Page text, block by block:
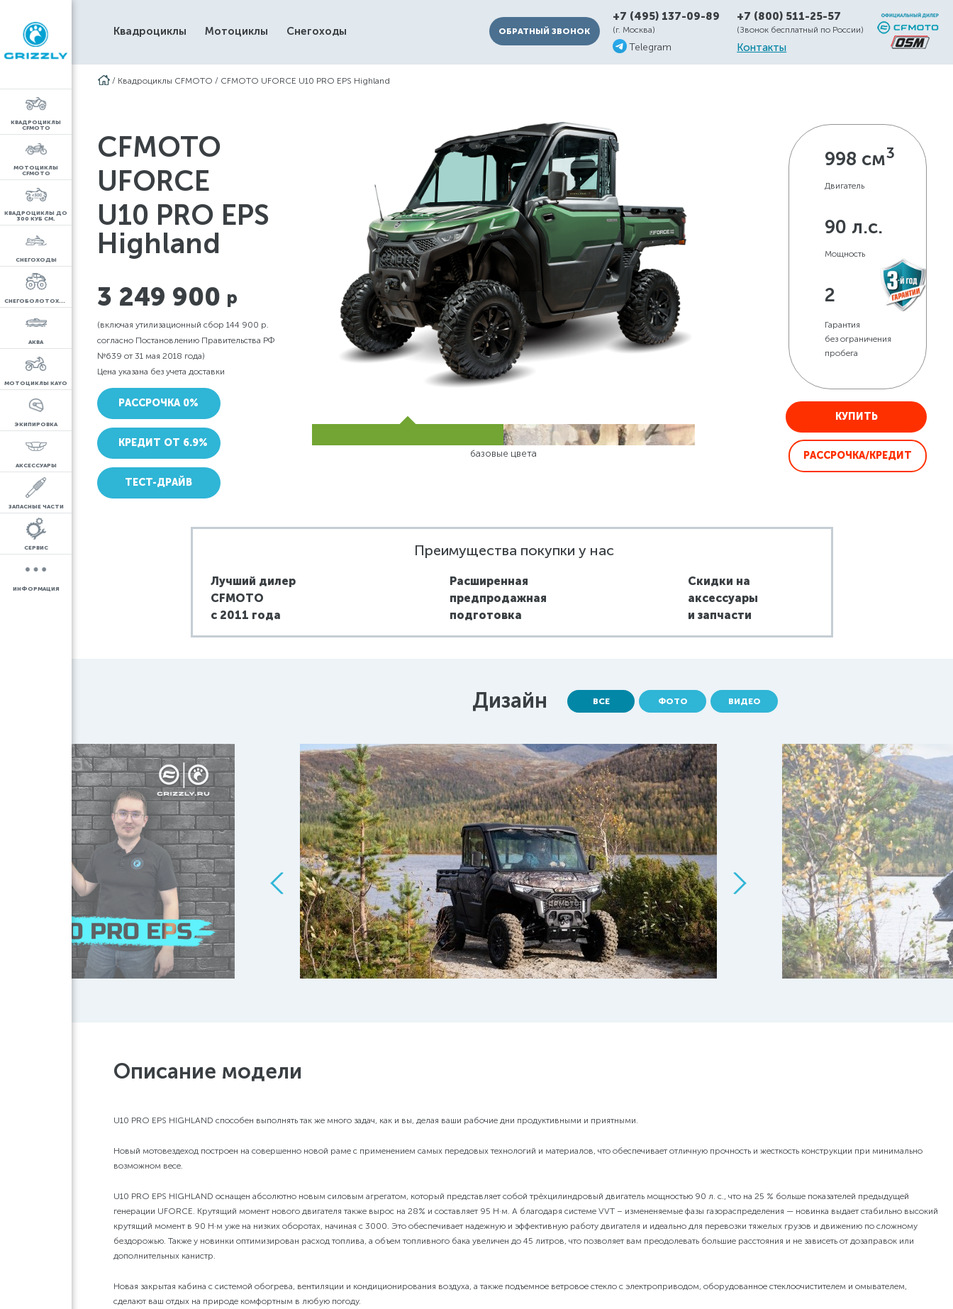
КВАДРОЦИКЛЫ
CFMOTO
МОТОЦИКЛЫ
CFMOTO
КВАДРОЦИКЛЫ ДО
300 КУБ СМ.
СНЕГОХОДЫ
СНЕГОБОЛОТОХОДЫ
АКВА
МОТОЦИКЛЫ KAYO
ЭКИПИРОВКА
АКСЕССУАРЫ
ЗАПАСНЫЕ ЧАСТИ
СЕРВИС
ИНФОРМАЦИЯ
Квадроциклы Мотоциклы Снегоходы ОБРАТНЫЙ ЗВОНОК
+7 (495) 137-09-89
(г. Москва)
Telegram
+7 (800) 511-25-57
(Звонок бесплатный по России)
Контакты
/ Квадроциклы CFMOTO / CFMOTO UFORCE U10 PRO EPS Highland
CFMOTO
UFORCE
U10 PRO EPS
Highland
3 249 900 р
(включая утилизационный сбор 144 900 р.
согласно Постановлению Правительства РФ
№639 от 31 мая 2018 года)
Цена указана без учета доставки
РАССРОЧКА 0%
КРЕДИТ ОТ 6.9%
ТЕСТ-ДРАЙВ
базовые цвета
998 см3
Двигатель
90 л.с.
Мощность
2
Гарантия
без ограничения
пробега
КУПИТЬ
РАССРОЧКА/КРЕДИТ
Базовая стоимость
3249900руб.
Оборудование
0руб.
Итоговая
стоимость
3249900руб.
КУПИТЬ
базовые цвета
Защиты днища и
Выносы
Кофры
Канистры
Отвал для снега
универсальный
11760 руб.
Преимущества покупки у нас
Лучший дилер
CFMOTO
c 2011 года
Расширенная
предпродажная
подготовка
Скидки на
аксессуары
и запчасти
Дизайн ВСЕ ФОТО ВИДЕО
Описание модели
U10 PRO EPS HIGHLAND способен выполнять так же много задач, как и вы, делая ваши рабочие дни продуктивными и приятными.
Новый мотовездеход построен на совершенно новой раме с применением самых передовых технологий и материалов, что обеспечивает отличную прочность и жесткость конструкции при минимально
возможном весе.
U10 PRO EPS HIGHLAND оснащен абсолютно новым силовым агрегатом, который представляет собой трёхцилиндровый двигатель мощностью 90 л. с., что на 25 % больше показателей предыдущей
генерации UFORCE. Крутящий момент нового двигателя также вырос на 28% и составляет 95 Н·м. А благодаря системе VVT – измененяемые фазы газораспределения — новинка выдает стабильно высокий
крутящий момент в 90 Н·м уже на низких оборотах, начиная с 3000. Это обеспечивает надежную и эффективную работу двигателя и идеально для перевозки тяжелых грузов и движению по сложному
бездорожью. Также у новинки оптимизирован расход топлива, а объем топливного бака увеличен до 45 литров, что позволяет вам преодолевать большие расстояния и не зависеть от дозаправок или
дополнительных канистр.
Новая закрытая кабина с системой обогрева, вентиляции и кондиционирования воздуха, а также подъемное ветровое стекло с электроприводом, оборудованное стеклоочистителем и омывателем,
сделают ваш отдых на природе комфортным в любую погоду.